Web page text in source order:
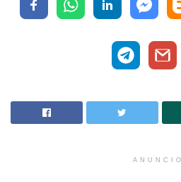
ANUNCIO